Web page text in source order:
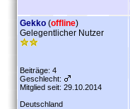
Gekko (offline)
Gelegentlicher Nutzer
Beiträge: 4
Geschlecht:
Mitglied seit: 29.10.2014
Deutschland